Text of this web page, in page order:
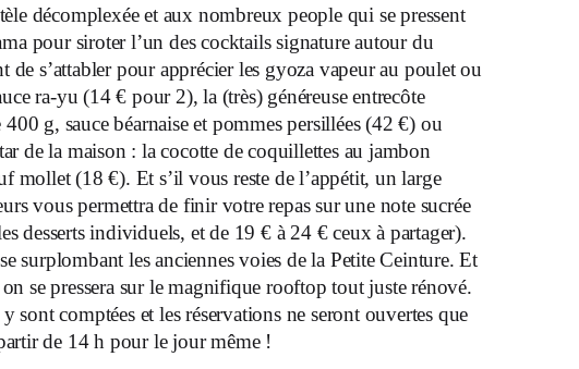
décomplexée et aux nombreux people qui se pressent
pour siroter l’un des cocktails signature autour du
de s’attabler pour apprécier les gyoza vapeur au poulet ou
ra-yu (14 € pour 2), la (très) généreuse entrecôte
g, sauce béarnaise et pommes persillées (42 €) ou
de la maison : la cocotte de coquillettes au jambon
mollet (18 €). Et s’il vous reste de l’appétit, un large
vous permettra de finir votre repas sur une note sucrée
desserts individuels, et de 19 € à 24 € ceux à partager).
surplombant les anciennes voies de la Petite Ceinture. Et
se pressera sur le magnifique rooftop tout juste rénové.
sont comptées et les réservations ne seront ouvertes que
de 14 h pour le jour même !